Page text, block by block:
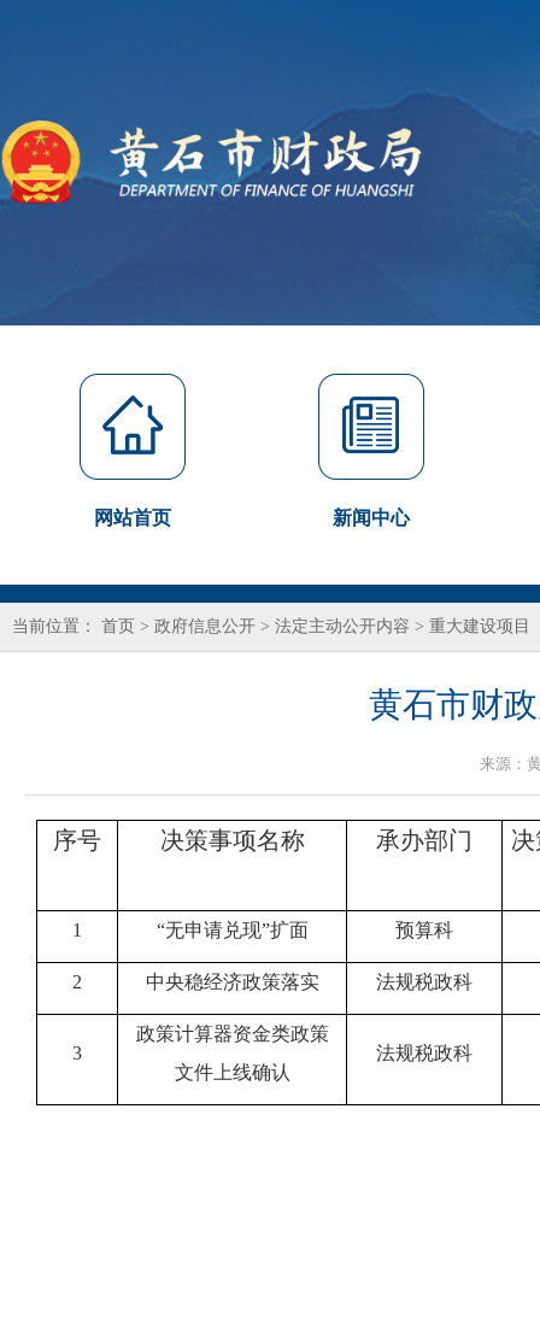
网站首页 新闻中心
当前位置： 首页 > 政府信息公开 > 法定主动公开内容 > 重大建设项目
黄石市财
来源：
序号 决策事项名称 承办部门
1 “无申请兑现”扩面 预算科
2 中央稳经济政策落实 法规税政科
3
政策计算器资金类政策
文件上线确认
法规税政科